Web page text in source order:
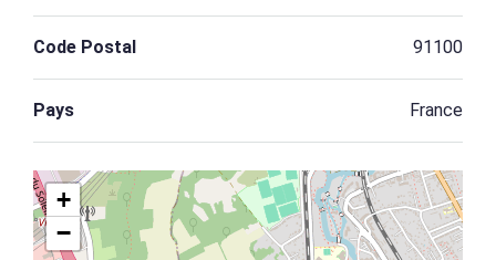
Code Postal 91100
Pays France
+
−